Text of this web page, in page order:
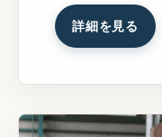
詳細を見る